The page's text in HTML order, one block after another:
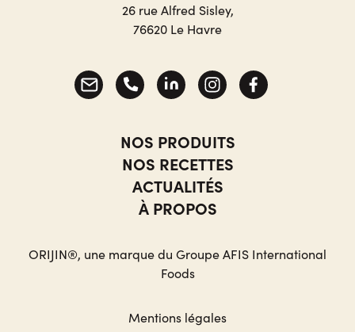
26 rue Alfred Sisley,
76620 Le Havre
NOS PRODUITS
NOS RECETTES
ACTUALITÉS
À PROPOS
ORIJIN®, une marque du Groupe AFIS International
Foods
Mentions légales